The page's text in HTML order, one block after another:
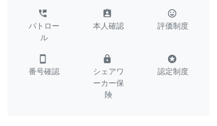
perm_phone_msg
パトロー
ル
assignment_ind
本人確認
tag_faces
評価制度
smartphone
番号確認
lock
シェアワ
ーカー保
険
stars
認定制度